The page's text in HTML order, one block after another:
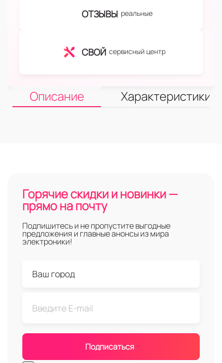
ОТЗЫВЫ реальные
СВОЙ сервисный центр
Описание Характеристики
Горячие скидки и новинки —
прямо на почту
Подпишитесь и не пропустите выгодные
предложения и главные анонсы из мира
электроники!
Подписаться